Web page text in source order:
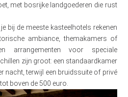
met bosrijke landgoederen die rust
bij de meeste kasteelhotels rekenen
ambiance, themakamers of
arrangementen voor speciale
zijn groot: een standaardkamer
nacht, terwijl een bruidssuite of privé
boven de 500 euro.